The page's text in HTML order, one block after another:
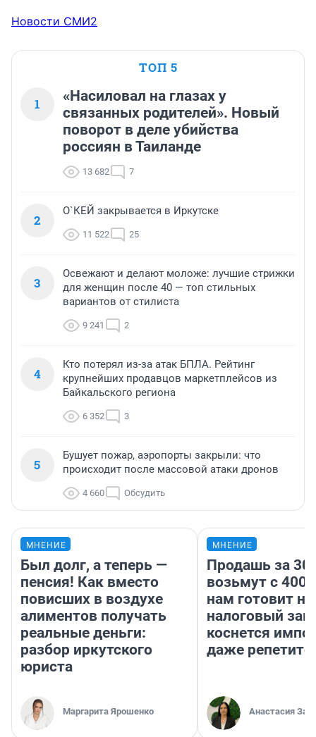
Новости СМИ2
ТОП 5
1
«Насиловал на глазах у
связанных родителей». Новый
поворот в деле убийства
россиян в Таиланде
13 682 7
2
О`КЕЙ закрывается в Иркутске
11 522 25
3
Освежают и делают моложе: лучшие стрижки
для женщин после 40 — топ стильных
вариантов от стилиста
9 241 2
4
Кто потерял из-за атак БПЛА. Рейтинг
крупнейших продавцов маркетплейсов из
Байкальского региона
6 352 3
5
Бушует пожар, аэропорты закрыли: что
происходит после массовой атаки дронов
4 660 Обсудить
МНЕНИЕ
Был долг, а теперь —
пенсия! Как вместо
повисших в воздухе
алиментов получать
реальные деньги:
разбор иркутского
юриста
Маргарита Ярошенко
МНЕНИЕ
Продашь за
возьмут с
нам готовит
налоговый
коснется
даже
Анастасия